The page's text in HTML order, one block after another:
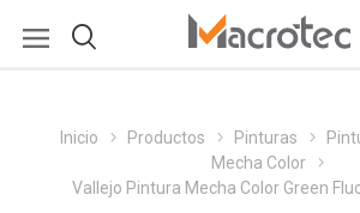
Inicio Productos Pinturas
Mecha Color
Vallejo Pintura Mecha Color Green